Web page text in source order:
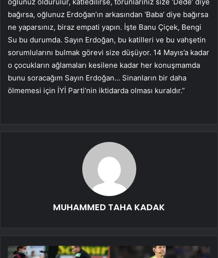
bağırsa, oğlunuz Erdoğan’ın arkasından ‘Baba’ diye bağırsa
ne yaparsınız, biraz empati yapın. İşte Banu Çiçek, Bengi
Su bu durumda. Sayın Erdoğan, bu katilleri ve bu vahşetin
sorumlularını bulmak görevi size düşüyor. 14 Mayıs’a kadar
o çocukların ağlamaları kesilene kadar her konuşmamda
bunu soracağım Sayın Erdoğan… Sinanların bir daha
ölmemesi için İYİ Parti’nin iktidarda olması kuraldır.”
MUHAMMED TAHA KADAK